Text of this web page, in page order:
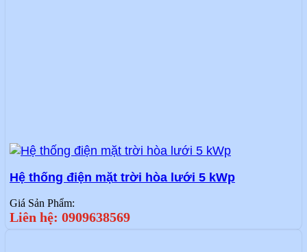
Hệ thống điện mặt trời hòa lưới 5 kWp
Giá Sản Phẩm:
Liên hệ: 0909638569